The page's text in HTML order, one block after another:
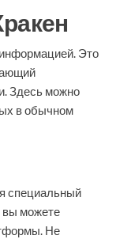
Это
Здесь можно
в обычном
специальный
вы можете
Не